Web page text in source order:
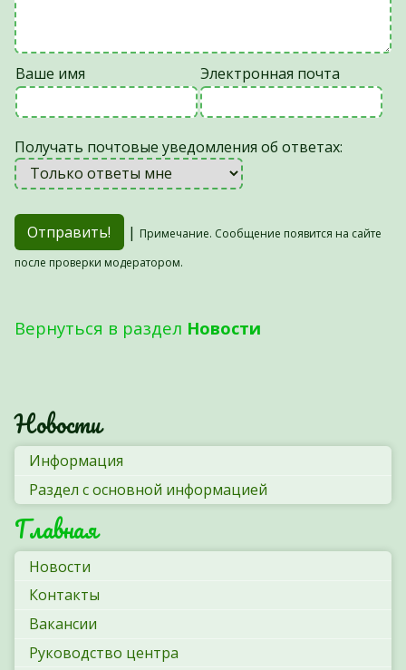
Ваше имя Электронная почта
Получать почтовые уведомления об ответах:
| Примечание. Сообщение появится на сайте
после проверки модератором.
Вернуться в раздел Новости
Новости
Информация
Раздел с основной информацией
Главная
Новости
Контакты
Вакансии
Руководство центра